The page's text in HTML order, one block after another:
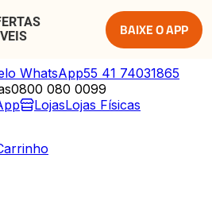
BAIXE O APP
WhatsApp55 41 74031865
0800 080 0099
LojasLojas Físicas